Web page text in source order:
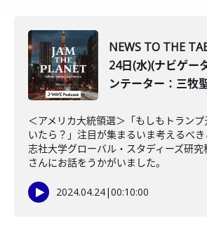
NEWS TO THE
24日(水)(ナビゲー
ンテーター：三牧
＜アメリカ大統領選＞「もしもトラン
いたら？」注目が集まるいま考えるべ
志社大学グローバル・スタディーズ研
さんにお話をうかがいました。
2024.04.24|00:10:00